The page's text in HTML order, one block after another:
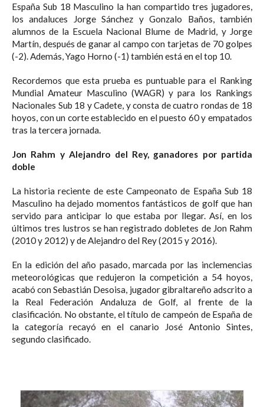
España Sub 18 Masculino la han compartido tres jugadores,
los andaluces Jorge Sánchez y Gonzalo Baños, también
alumnos de la Escuela Nacional Blume de Madrid, y Jorge
Martín, después de ganar al campo con tarjetas de 70 golpes
(-2). Además, Yago Horno (-1) también está en el top 10.
Recordemos que esta prueba es puntuable para el Ranking
Mundial Amateur Masculino (WAGR) y para los Rankings
Nacionales Sub 18 y Cadete, y consta de cuatro rondas de 18
hoyos, con un corte establecido en el puesto 60 y empatados
tras la tercera jornada.
Jon Rahm y Alejandro del Rey, ganadores por partida
doble
La historia reciente de este Campeonato de España Sub 18
Masculino ha dejado momentos fantásticos de golf que han
servido para anticipar lo que estaba por llegar. Así, en los
últimos tres lustros se han registrado dobletes de Jon Rahm
(2010 y 2012) y de Alejandro del Rey (2015 y 2016).
En la edición del año pasado, marcada por las inclemencias
meteorológicas que redujeron la competición a 54 hoyos,
acabó con Sebastián Desoisa, jugador gibraltareño adscrito a
la Real Federación Andaluza de Golf, al frente de la
clasificación. No obstante, el título de campeón de España de
la categoría recayó en el canario José Antonio Sintes,
segundo clasificado.